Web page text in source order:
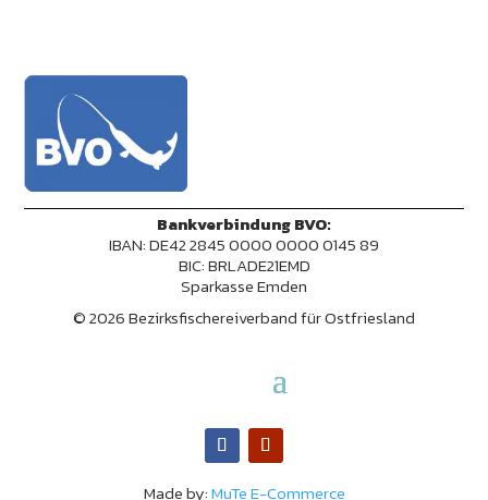
Bankverbindung BVO:
IBAN: DE42 2845 0000 0000 0145 89
BIC: BRLADE21EMD
Sparkasse Emden
© 2026 Bezirksfischereiverband für Ostfriesland
Made by:MuTe E-Commerce